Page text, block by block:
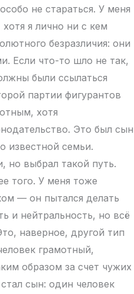
не стараться. У меня
я лично ни с кем
безразличия: они
Если что-то шло не так,
были ссылаться
партии фигурантов
хотя
Это был сын
известной семьи.
но выбрал такой путь.
того. У меня тоже
— он пытался делать
и нейтральность, но всё
наверное, другой тип
грамотный,
образом за счет чужих
сын: один человек